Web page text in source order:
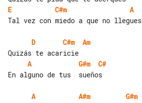
E
C#m
A
Tal vez con miedo a que no llegues
D C#m
Am
A
G#m
C#
En alguno de tus  sueños
A A#m
G#m